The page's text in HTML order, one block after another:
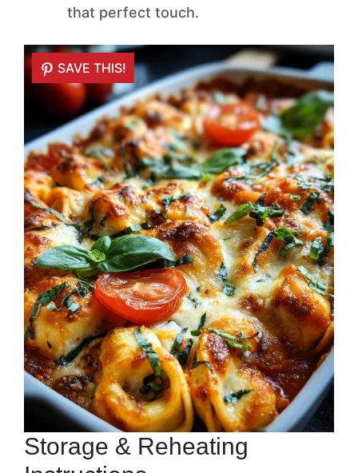
that perfect touch.
SAVE THIS!
Storage & Reheating